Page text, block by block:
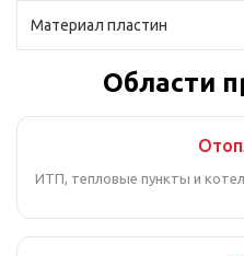
Материал пластин
Области
ИТП, тепловые пункты и